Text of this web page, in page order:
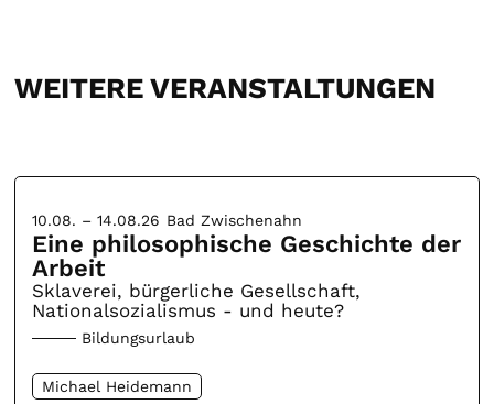
WEITERE VERANSTALTUNGEN
10.08. – 14.08.26 Bad Zwischenahn
Eine philosophische Geschichte der
Arbeit
Sklaverei, bürgerliche Gesellschaft,
Nationalsozialismus - und heute?
Bildungsurlaub
Michael Heidemann